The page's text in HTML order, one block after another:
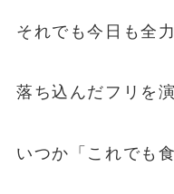
それでも今日も全
落ち込んだフリを
いつか「これでも